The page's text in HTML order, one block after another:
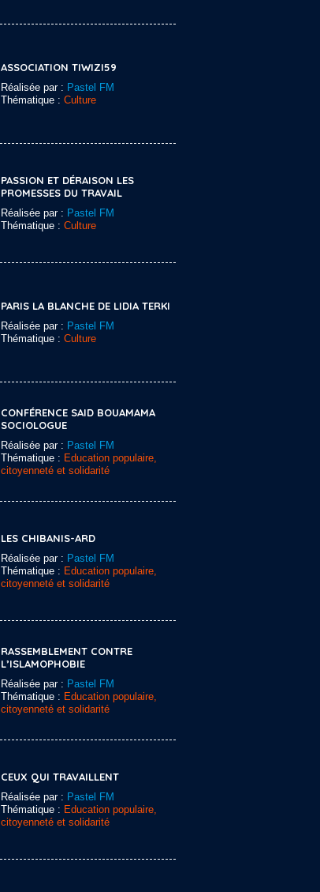
ASSOCIATION TIWIZI59
Réalisée par : Pastel FM
Thématique : Culture
PASSION ET DÉRAISON LES
PROMESSES DU TRAVAIL
Réalisée par : Pastel FM
Thématique : Culture
PARIS LA BLANCHE DE LIDIA TERKI
Réalisée par : Pastel FM
Thématique : Culture
CONFÉRENCE SAID BOUAMAMA
SOCIOLOGUE
Réalisée par : Pastel FM
Thématique : Education populaire,
citoyenneté et solidarité
LES CHIBANIS-ARD
Réalisée par : Pastel FM
Thématique : Education populaire,
citoyenneté et solidarité
RASSEMBLEMENT CONTRE
L’ISLAMOPHOBIE
Réalisée par : Pastel FM
Thématique : Education populaire,
citoyenneté et solidarité
CEUX QUI TRAVAILLENT
Réalisée par : Pastel FM
Thématique : Education populaire,
citoyenneté et solidarité